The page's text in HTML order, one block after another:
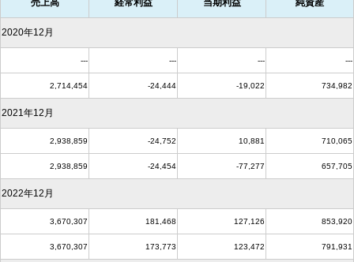
売上高 経常利益 当期利益 純資産
2020年12月
--- --- --- ---
2,714,454 -24,444 -19,022 734,982
2021年12月
2,938,859 -24,752 10,881 710,065
2,938,859 -24,454 -77,277 657,705
2022年12月
3,670,307 181,468 127,126 853,920
3,670,307 173,773 123,472 791,931